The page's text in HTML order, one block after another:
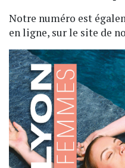
Notre numéro est
en ligne, sur le site de